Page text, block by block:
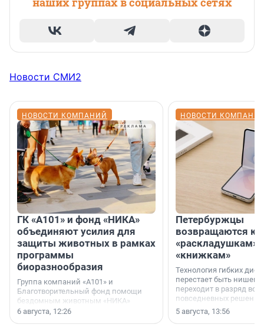
Новости СМИ2
НОВОСТИ КОМПАНИЙ
ГК «А101» и фонд «НИКА»
объединяют усилия для
защиты животных в рамках
программы
биоразнообразия
Группа компаний «А101» и
Благотворительный фонд помощи
бездомным животным «НИКА»
заключили соглашение о
6 августа, 12:26
НОВОСТИ
Петербуржцы
возвращаются к
«раскладушкам»
«книжкам»
Технология гибких
перестает быть
переходит в разряд
повседневных
5 августа, 13:56